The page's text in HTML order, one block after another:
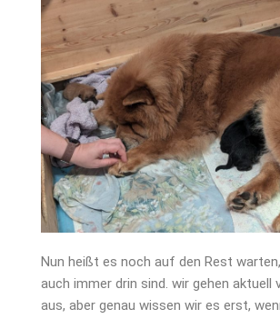
Nun heißt es noch auf den Rest
auch immer drin sind. wir gehen aktuell
aus, aber genau wissen wir es erst,